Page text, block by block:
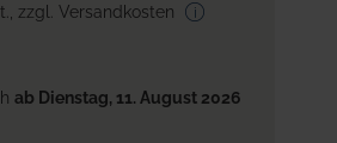
zzgl. Versandkosten
ab Dienstag, 11. August 2026